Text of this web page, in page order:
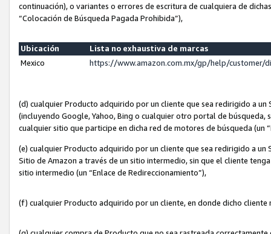
continuación), o variantes o errores de escritura de cualquiera de
“Colocación de Búsqueda Pagada Prohibida”),
Ubicación
Lista no exhaustiva de marcas
Mexico
https://www.amazon.com.mx/gp/help/customer/
(d) cualquier Producto adquirido por un cliente que sea redirigido a
(incluyendo Google, Yahoo, Bing o cualquier otro portal de
cualquier sitio que participe en dicha red de motores de búsqueda (un
(e) cualquier Producto adquirido por un cliente que sea redirigido a un
Sitio de Amazon a través de un sitio intermedio, sin que el cliente
sitio intermedio (un “Enlace de Redireccionamiento”),
(f) cualquier Producto adquirido por un cliente, en donde dicho